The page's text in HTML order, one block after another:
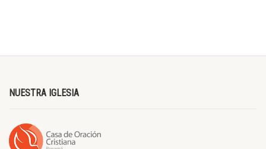
NUESTRA IGLESIA